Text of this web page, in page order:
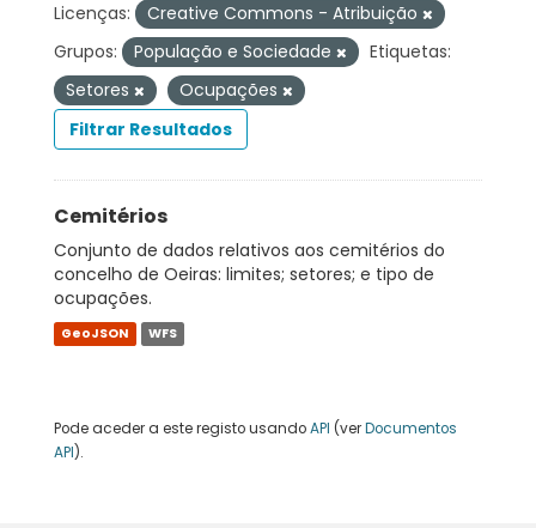
Licenças:
Creative Commons - Atribuição
Grupos:
População e Sociedade
Etiquetas:
Setores
Ocupações
Filtrar Resultados
Cemitérios
Conjunto de dados relativos aos cemitérios do
concelho de Oeiras: limites; setores; e tipo de
ocupações.
GeoJSON WFS
Pode aceder a este registo usandoAPI (verDocumentos
API).